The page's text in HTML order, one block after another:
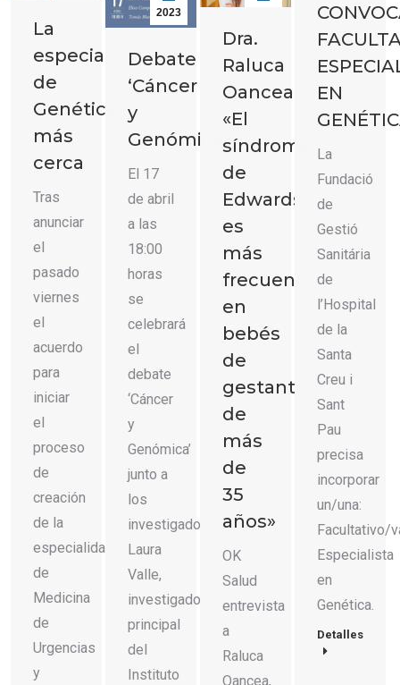
La
especialidad
de
Genética,
más
cerca
Tras
anunciar
el
pasado
viernes
el
acuerdo
para
iniciar
el
proceso
de
creación
de la
especialidad
de
Medicina
de
Urgencias
y
2023
Debate
‘Cáncer
y
Genómica’
El 17
de abril
a las
18:00
horas
se
celebrará
el
debate
‘Cáncer
y
Genómica’
junto a
los
investigadores
Laura
Valle,
investigadora
principal
del
Instituto
Dra.
Raluca
Oancea:
«El
síndrome
de
Edwards
es
más
frecuente
en
bebés
de
gestantes
de
más
de
35
años»
OK
Salud
entrevista
a
Raluca
Oancea,
2023
EN
La
Fundació
de
Gestió
Sanitária
de
l’Hospital
de la
Santa
Creu i
Sant
Pau
precisa
incorporar
un/una:
Facultativo/
Especialista
en
Genética.
Detalles